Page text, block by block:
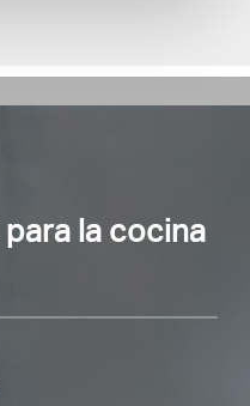
para la cocina